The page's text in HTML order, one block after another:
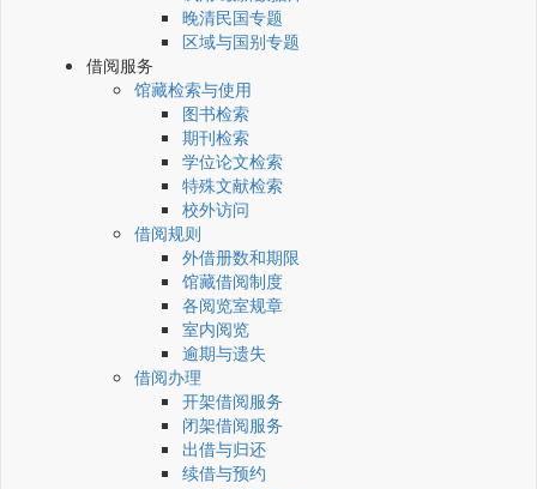
晚清民国专题
区域与国别专题
借阅服务
馆藏检索与使用
图书检索
期刊检索
学位论文检索
特殊文献检索
校外访问
借阅规则
外借册数和期限
馆藏借阅制度
各阅览室规章
室内阅览
逾期与遗失
借阅办理
开架借阅服务
闭架借阅服务
出借与归还
续借与预约